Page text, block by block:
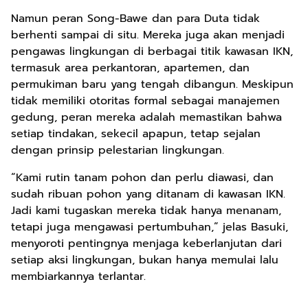
Namun peran Song-Bawe dan para Duta tidak
berhenti sampai di situ. Mereka juga akan menjadi
pengawas lingkungan di berbagai titik kawasan IKN,
termasuk area perkantoran, apartemen, dan
permukiman baru yang tengah dibangun. Meskipun
tidak memiliki otoritas formal sebagai manajemen
gedung, peran mereka adalah memastikan bahwa
setiap tindakan, sekecil apapun, tetap sejalan
dengan prinsip pelestarian lingkungan.
“Kami rutin tanam pohon dan perlu diawasi, dan
sudah ribuan pohon yang ditanam di kawasan IKN.
Jadi kami tugaskan mereka tidak hanya menanam,
tetapi juga mengawasi pertumbuhan,” jelas Basuki,
menyoroti pentingnya menjaga keberlanjutan dari
setiap aksi lingkungan, bukan hanya memulai lalu
membiarkannya terlantar.